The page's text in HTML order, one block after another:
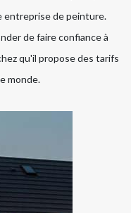
entreprise de peinture.
de faire confiance à
qu'il propose des tarifs
monde.